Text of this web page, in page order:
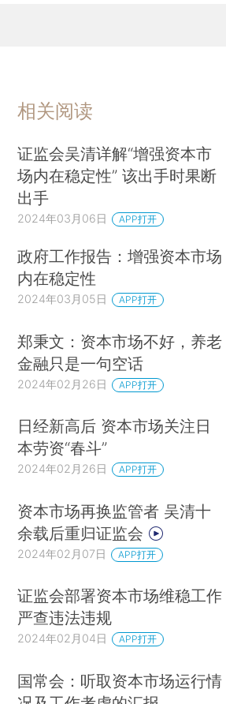
相关阅读
证监会吴清详解“增强资本市
场内在稳定性” 该出手时果断
出手
2024年03月06日 APP打开
政府工作报告：增强资本市场
内在稳定性
2024年03月05日 APP打开
郑秉文：资本市场不好，养老
金融只是一句空话
2024年02月26日 APP打开
日经新高后 资本市场关注日
本劳资“春斗”
2024年02月26日 APP打开
资本市场再换监管者 吴清十
余载后重归证监会
2024年02月07日 APP打开
证监会部署资本市场维稳工作
严查违法违规
2024年02月04日 APP打开
国常会：听取资本市场运行情